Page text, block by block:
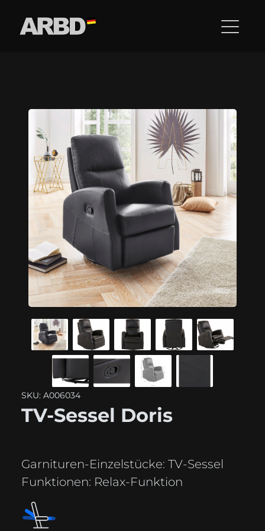
SKU: A006034
TV-Sessel Doris
Garnituren-Einzelstücke: TV-Sessel
Funktionen: Relax-Funktion